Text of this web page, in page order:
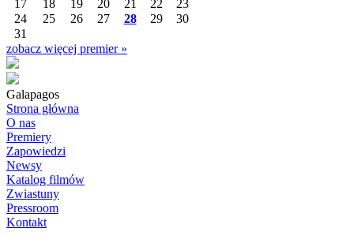
17
18 19 20 21 22
23
24
25 26 27 28 29
30
31
zobacz więcej premier »
Galapagos
Strona główna
O nas
Premiery
Zapowiedzi
Newsy
Katalog filmów
Zwiastuny
Pressroom
Kontakt